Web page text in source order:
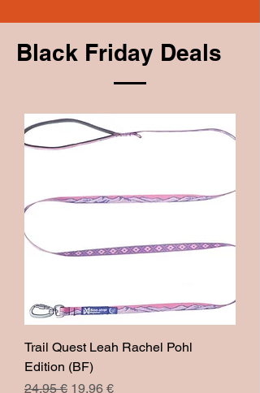
Black Friday Deals
Trail Quest Leah Rachel Pohl
Edition (BF)
Prix original
24,95 € Prix promotionnel
19,96 €